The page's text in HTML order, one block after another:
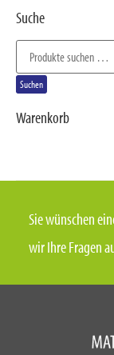
Suche
Suchen
Warenkorb
Sie wünschen
wir Ihre Fragen